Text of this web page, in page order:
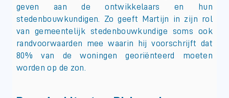
geven aan de ontwikkelaars en hun
stedenbouwkundigen. Zo geeft Martijn in zijn rol
van gemeentelijk stedenbouwkundige soms ook
randvoorwaarden mee waarin hij voorschrijft dat
80% van de woningen georiënteerd moeten
worden op de zon.